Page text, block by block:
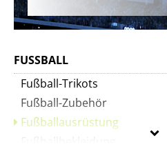
FUSSBALL
Fußball-Trikots
Fußball-Zubehör
Fußballausrüstung